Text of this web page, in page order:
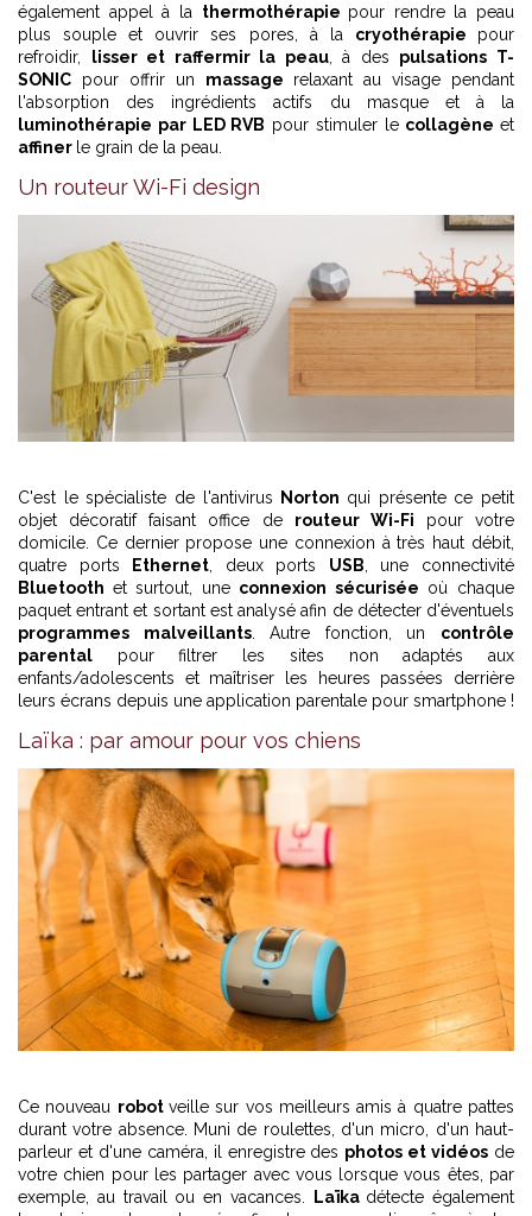
également appel à la thermothérapie pour rendre la peau
plus souple et ouvrir ses pores, à la cryothérapie pour
refroidir,
lisser et raffermir la peau, à des pulsations T-
SONIC pour offrir un massage relaxant au visage pendant
l'absorption des ingrédients actifs du masque et à la
luminothérapie par LED RVB pour stimuler le collagène et
affiner le grain de la peau.
Un routeur Wi-Fi design
C'est le spécialiste de l'antivirus Norton qui présente ce petit
objet décoratif faisant office de routeur Wi-Fi pour votre
domicile. Ce dernier propose une connexion à très haut débit,
quatre ports
Ethernet, deux ports USB, une connectivité
Bluetooth et surtout, une connexion sécurisée où chaque
paquet entrant et sortant est analysé afin de détecter d'éventuels
programmes malveillants. Autre fonction, un contrôle
parental pour filtrer les sites non adaptés aux
enfants/adolescents et maîtriser les heures passées derrière
leurs écrans depuis une application parentale pour smartphone !
Laïka : par amour pour vos chiens
Ce nouveau robot veille sur vos meilleurs amis à quatre pattes
durant votre absence. Muni de roulettes, d'un micro, d'un haut-
parleur et d'une caméra, il enregistre des photos et vidéos de
votre chien pour les partager avec vous lorsque vous êtes, par
exemple, au travail ou en vacances.
Laïka détecte également